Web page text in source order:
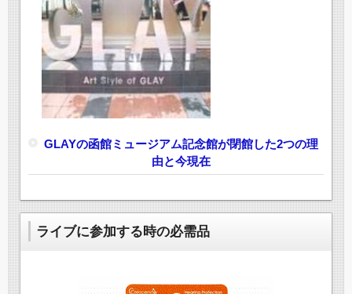
GLAYの函館ミュージアム記念館が閉館した2つの理
由と今現在
ライブに参加する時の必需品